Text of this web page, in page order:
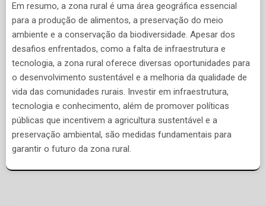
Em resumo, a zona rural é uma área geográfica essencial
para a produção de alimentos, a preservação do meio
ambiente e a conservação da biodiversidade. Apesar dos
desafios enfrentados, como a falta de infraestrutura e
tecnologia, a zona rural oferece diversas oportunidades para
o desenvolvimento sustentável e a melhoria da qualidade de
vida das comunidades rurais. Investir em infraestrutura,
tecnologia e conhecimento, além de promover políticas
públicas que incentivem a agricultura sustentável e a
preservação ambiental, são medidas fundamentais para
garantir o futuro da zona rural.